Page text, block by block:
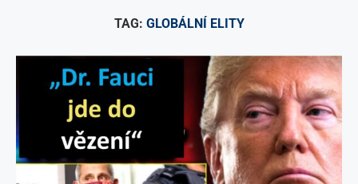
TAG: GLOBÁLNÍ ELITY